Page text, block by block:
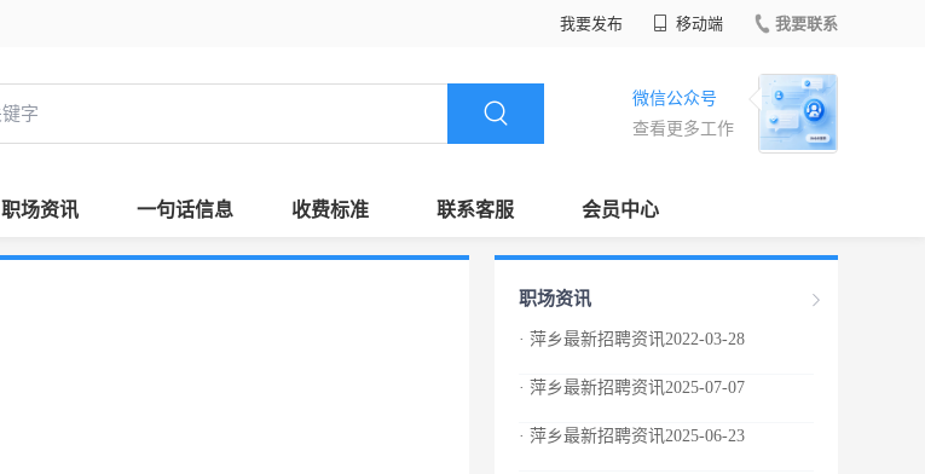
我要发布 移动端 我要联系
微信公众号
查看更多工作
职场资讯 一句话信息 收费标准 联系客服 会员中心
职场资讯
· 萍乡最新招聘资讯2022-03-28
· 萍乡最新招聘资讯2025-07-07
· 萍乡最新招聘资讯2025-06-23